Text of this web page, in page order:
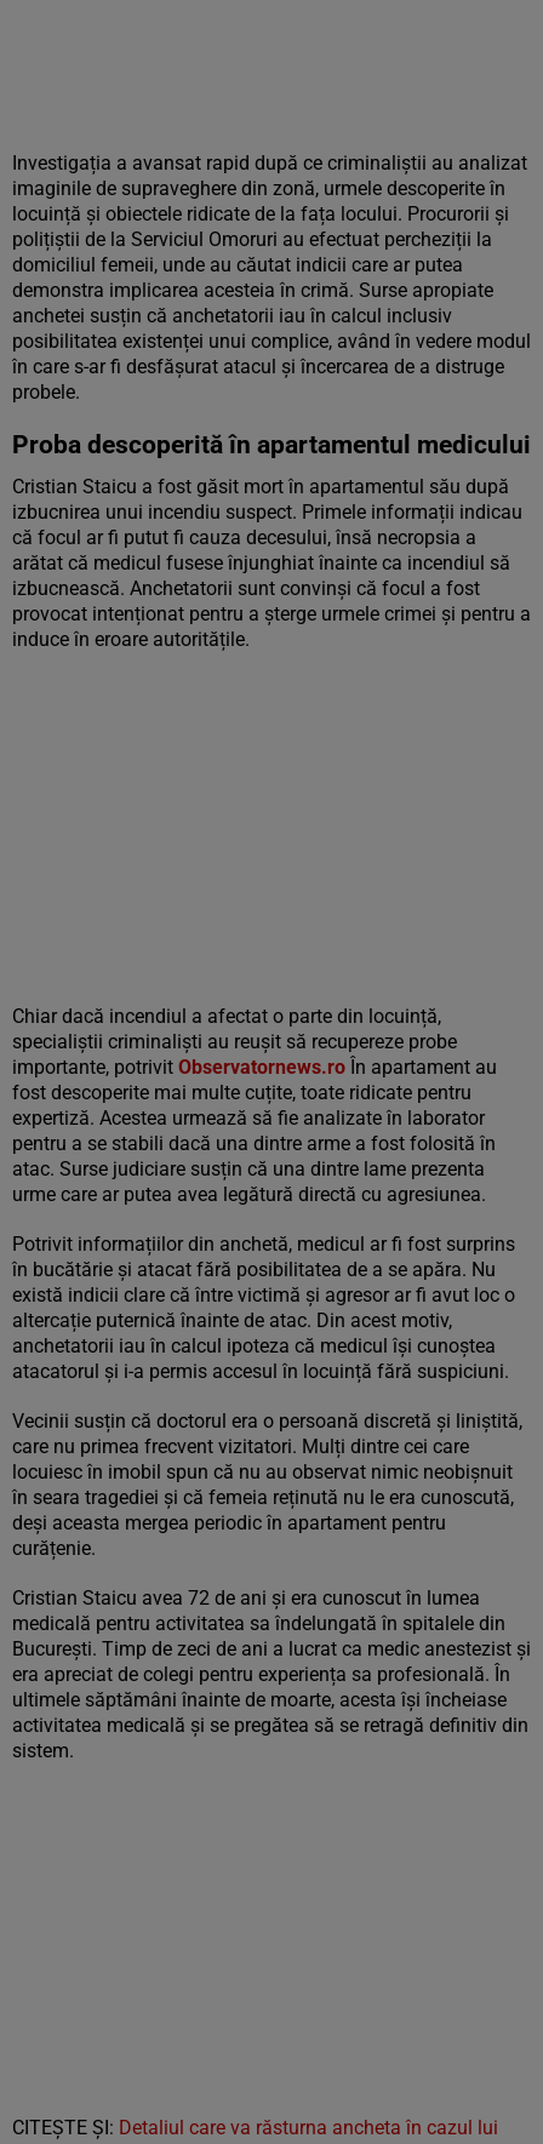
Investigația a avansat rapid după ce criminaliștii au analizat
imaginile de supraveghere din zonă, urmele descoperite în
locuință și obiectele ridicate de la fața locului. Procurorii și
polițiștii de la Serviciul Omoruri au efectuat percheziții la
domiciliul femeii, unde au căutat indicii care ar putea
demonstra implicarea acesteia în crimă. Surse apropiate
anchetei susțin că anchetatorii iau în calcul inclusiv
posibilitatea existenței unui complice, având în vedere modul
în care s-ar fi desfășurat atacul și încercarea de a distruge
probele.
Proba descoperită în apartamentul medicului
Cristian Staicu a fost găsit mort în apartamentul său după
izbucnirea unui incendiu suspect. Primele informații indicau
că focul ar fi putut fi cauza decesului, însă necropsia a
arătat că medicul fusese înjunghiat înainte ca incendiul să
izbucnească. Anchetatorii sunt convinși că focul a fost
provocat intenționat pentru a șterge urmele crimei și pentru a
induce în eroare autoritățile.
Chiar dacă incendiul a afectat o parte din locuință,
specialiștii criminaliști au reușit să recupereze probe
importante, potrivit Observatornews.ro În apartament au
fost descoperite mai multe cuțite, toate ridicate pentru
expertiză. Acestea urmează să fie analizate în laborator
pentru a se stabili dacă una dintre arme a fost folosită în
atac. Surse judiciare susțin că una dintre lame prezenta
urme care ar putea avea legătură directă cu agresiunea.
Potrivit informațiilor din anchetă, medicul ar fi fost surprins
în bucătărie și atacat fără posibilitatea de a se apăra. Nu
există indicii clare că între victimă și agresor ar fi avut loc o
altercație puternică înainte de atac. Din acest motiv,
anchetatorii iau în calcul ipoteza că medicul își cunoștea
atacatorul și i-a permis accesul în locuință fără suspiciuni.
Vecinii susțin că doctorul era o persoană discretă și liniștită,
care nu primea frecvent vizitatori. Mulți dintre cei care
locuiesc în imobil spun că nu au observat nimic neobișnuit
în seara tragediei și că femeia reținută nu le era cunoscută,
deși aceasta mergea periodic în apartament pentru
curățenie.
Cristian Staicu avea 72 de ani și era cunoscut în lumea
medicală pentru activitatea sa îndelungată în spitalele din
București. Timp de zeci de ani a lucrat ca medic anestezist și
era apreciat de colegi pentru experiența sa profesională. În
ultimele săptămâni înainte de moarte, acesta își încheiase
activitatea medicală și se pregătea să se retragă definitiv din
sistem.
CITEŞTE ŞI: Detaliul care va răsturna ancheta în cazul lui